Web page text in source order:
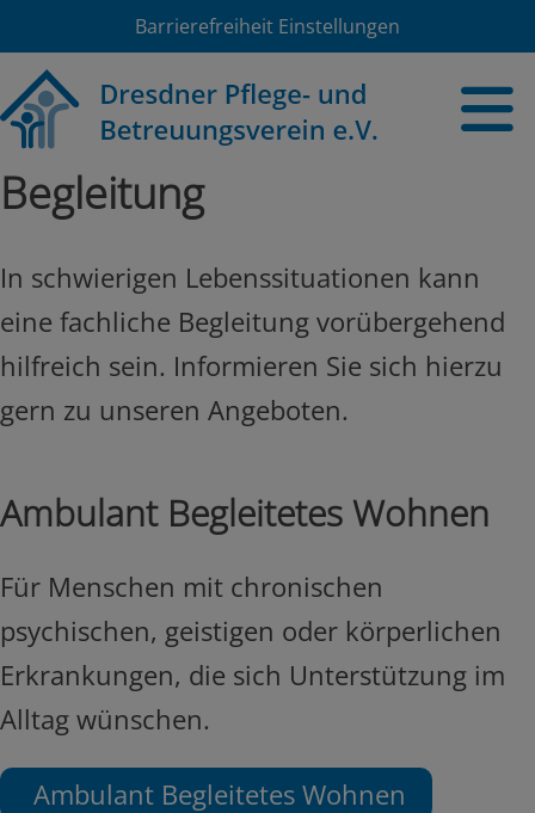
Barrierefreiheit Einstellungen
Begleitung
In schwierigen Lebenssituationen kann
eine fachliche Begleitung vorübergehend
hilfreich sein. Informieren Sie sich hierzu
gern zu unseren Angeboten.
Ambulant Begleitetes Wohnen
Für Menschen mit chronischen
psychischen, geistigen oder körperlichen
Erkrankungen, die sich Unterstützung im
Alltag wünschen.
Ambulant Begleitetes Wohnen